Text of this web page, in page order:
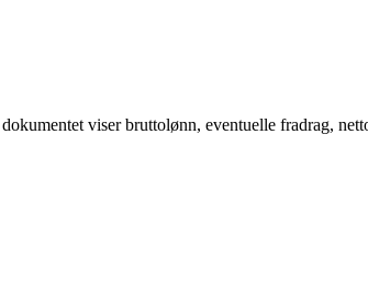
viser bruttolønn, eventuelle fradrag,